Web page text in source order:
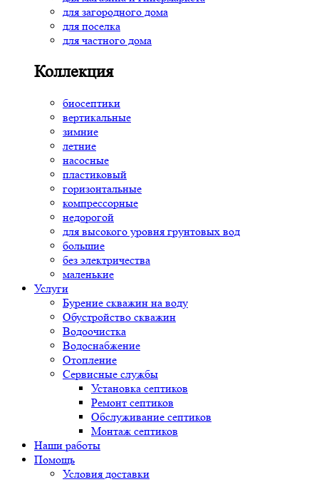
для загородного дома
для поселка
для частного дома
Коллекция
биосептики
вертикальные
зимние
летние
насосные
пластиковый
горизонтальные
компрессорные
недорогой
для высокого уровня грунтовых вод
большие
без электричества
маленькие
Услуги
Бурение скважин на воду
Обустройство скважин
Водоочистка
Водоснабжение
Отопление
Сервисные службы
Установка септиков
Ремонт септиков
Обслуживание септиков
Монтаж септиков
Наши работы
Помощь
Условия доставки